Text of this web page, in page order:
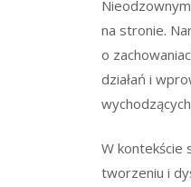
na stronie.
o
działań i
W kontekście
tworzeniu i